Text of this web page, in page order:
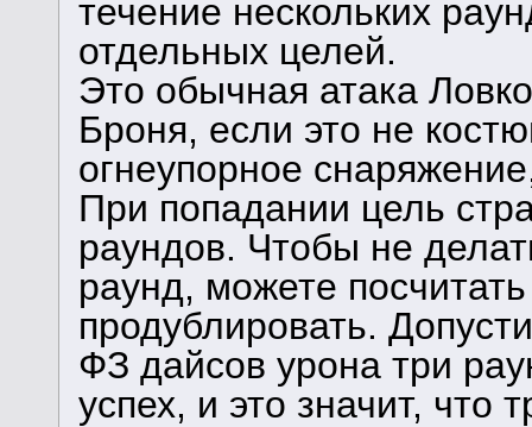
течение нескольких
отдельных целей.
Это обычная атака
Броня, если это не
огнеупорное
При попадании цель
раундов. Чтобы не
раунд, можете
продублировать.
ФЗ дайсов урона три
успех, и это значит, что